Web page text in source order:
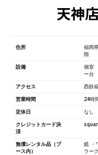
天神
住所
福岡
階
設備
個室
ー台
アクセス 西鉄
営業時間 24時
定休日 なし
クレジットカード決
済
無償レンタル品（ブ
ース内）
鏡 ・
ラー